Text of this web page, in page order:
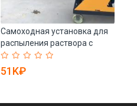
Самоходная установка для
распыления раствора с
высокой
производительностью (арт.
51K₽